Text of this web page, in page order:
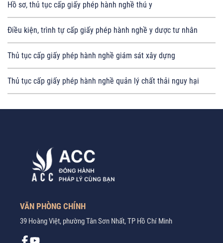
Hồ sơ, thủ tục cấp giấy phép hành nghề thú y
Điều kiện, trình tự cấp giấy phép hành nghề y dược tư nhân
Thủ tục cấp giấy phép hành nghề giám sát xây dựng
Thủ tục cấp giấy phép hành nghề quản lý chất thải nguy hại
VĂN PHÒNG CHÍNH
39 Hoàng Việt, phường Tân Sơn Nhất, TP Hồ Chí Minh